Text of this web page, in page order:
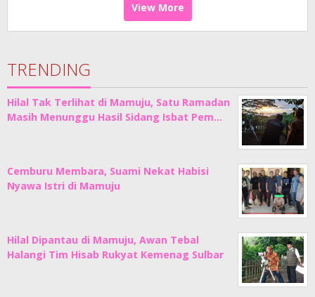
View More
TRENDING
Hilal Tak Terlihat di Mamuju, Satu Ramadan
Masih Menunggu Hasil Sidang Isbat Pem…
Cemburu Membara, Suami Nekat Habisi
Nyawa Istri di Mamuju
Hilal Dipantau di Mamuju, Awan Tebal
Halangi Tim Hisab Rukyat Kemenag Sulbar